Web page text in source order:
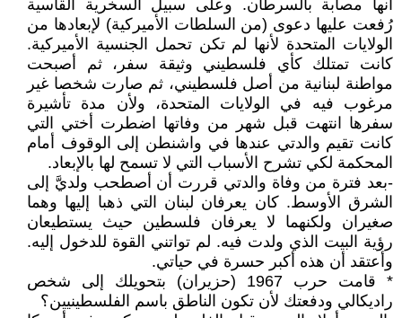
انها مصابة بالسرطان. وعلى سبيل السخرية القاسية
رُفعت عليها دعوى (من السلطات الأميركية) لإبعادها من
الولايات المتحدة لأنها لم تكن تحمل الجنسية الأميركية.
كانت تمتلك كأي فلسطيني وثيقة سفر، ثم أصبحت
مواطنة لبنانية من أصل فلسطيني، ثم صارت شخصا غير
مرغوب فيه في الولايات المتحدة، ولأن مدة تأشيرة
سفرها انتهت قبل شهر من وفاتها اضطرت أختي التي
كانت تقيم والدتي عندها في واشنطن إلى الوقوف أمام
المحكمة لكي تشرح الأسباب التي لا تسمح لها بالإبعاد.
-بعد فترة من وفاة والدتي قررت أن أصطحب ولديَّ إلى
الشرق الأوسط. كان يعرفان لبنان التي ذهبا إليها وهما
صغيران ولكنهما لا يعرفان فلسطين حيث يستطيعان
رؤية البيت الذي ولدت فيه. لم تواتني القوة للدخول إليه.
وأعتقد أن هذه أكبر حسرة في حياتي.
* قامت حرب 1967 (حزيران) بتحويلك إلى شخص
راديكالي ودفعتك لأن تكون الناطق باسم الفلسطينيين؟